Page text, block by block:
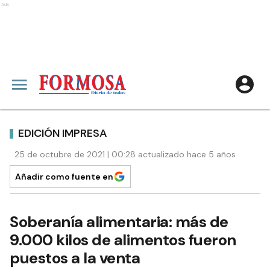
Ads
EDICIÓN IMPRESA
25 de octubre de 2021 | 00:28 actualizado hace 5 años
Añadir como fuente en
Soberanía alimentaria: más de
9.000 kilos de alimentos fueron
puestos a la venta